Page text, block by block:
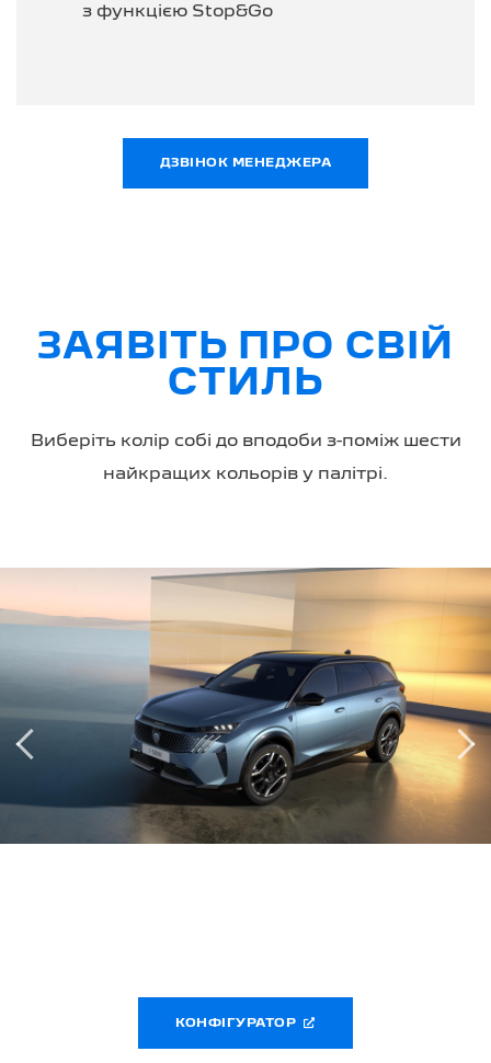
з функцією Stop&Go
ДЗВІНОК МЕНЕДЖЕРА
ЗАЯВІТЬ ПРО СВІЙ
СТИЛЬ
Виберіть колір собі до вподоби з-поміж шести
найкращих кольорів у палітрі.
‹ ›
КОНФІГУРАТОР